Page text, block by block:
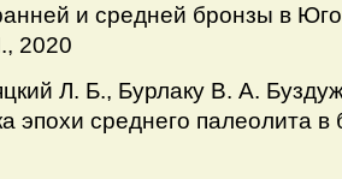
и средней бронзы в
2020
Л. Б., Бурлаку В. А.
эпохи среднего палеолита в